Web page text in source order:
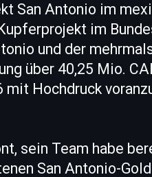
San Antonio im
im
und der
über 40,25 Mio.
mit Hochdruck
sein Team habe
San Antonio-